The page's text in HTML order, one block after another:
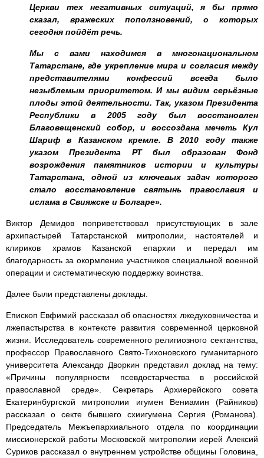
Церкви тех негативных ситуаций, я бы прямо
сказал, вражеских поползновений, о которых
сегодня пойдёт речь.
Мы с вами находимся в многонациональном
Татарстане, где укрепление мира и согласия между
представителями конфессий всегда было
незыблемым приоритетом. И мы видим серьёзные
плоды этой деятельности. Так, указом Президента
Республики в 2005 году был восстановлен
Благовещенский собор, и воссоздана мечеть Кул
Шариф в Казанском кремле. В 2010 году также
указом Президента РТ был образован Фонд
возрождения памятников истории и культуры
Татарстана, одной из ключевых задач которого
стало восстановление святынь православия и
ислама в Свияжске и Болгаре».
Виктор Демидов поприветствовал присутствующих в зале
архипастырей Татарстанской митрополии, настоятелей и
клириков храмов Казанской епархии и передал им
благодарность за окормление участников специальной военной
операции и систематическую поддержку воинства.
Далее были представлены доклады.
Епископ Евфимий рассказал об опасностях лжедуховничества и
лжепастырства в контексте развития современной церковной
жизни. Исследователь современного религиозного сектантства,
профессор Православного Свято-Тихоновского гуманитарного
университета Александр Дворкин представил доклад на тему:
«Причины популярности псевдостарчества в российской
православной среде». Секретарь Архиерейского совета
Екатеринбургской митрополии игумен Вениамин (Райников)
рассказал о секте бывшего схиигумена Сергия (Романова).
Председатель Межъепархиального отдела по координации
миссионерской работы Московской митрополии иерей Алексий
Суриков рассказал о внутреннем устройстве общины Головина,